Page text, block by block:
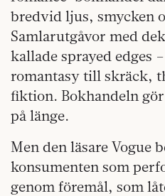
bredvid ljus, smycken
Samlarutgåvor med
kallade sprayed edges
romantasy till skräck,
fiktion. Bokhandeln
på länge.
Men den läsare Vogue
konsumenten som
genom föremål, som